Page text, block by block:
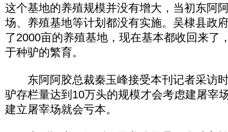
这个基地的养殖规模并没有增大，当初东阿
场、养殖基地等计划都没有实施。吴棣县政
了2000亩的养殖基地，现在基本都收回来了
于种驴的繁育。
东阿阿胶总裁秦玉峰接受本刊记者采访
驴存栏量达到10万头的规模才会考虑建屠宰
建立屠宰场就会亏本。